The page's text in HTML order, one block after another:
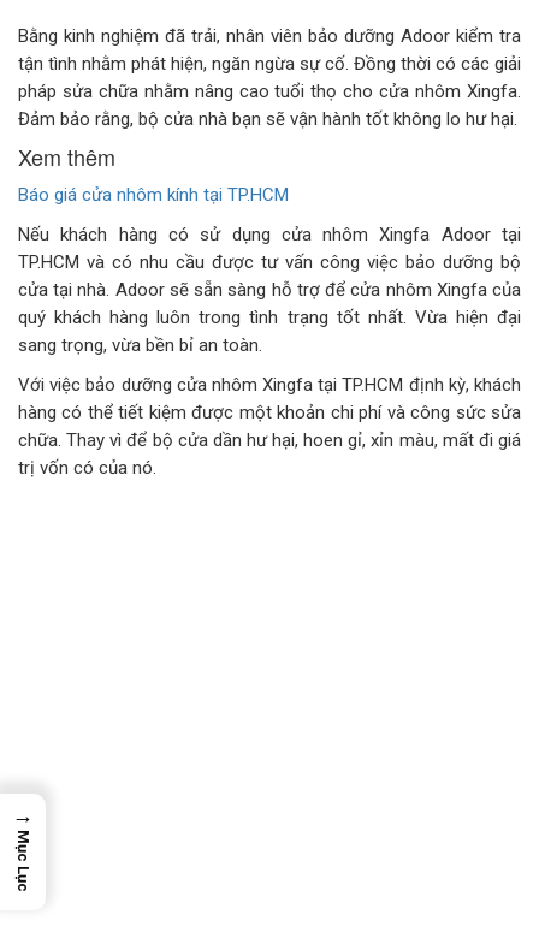
Bằng kinh nghiệm đã trải, nhân viên bảo dưỡng Adoor kiểm tra
tận tình nhằm phát hiện, ngăn ngừa sự cố. Đồng thời có các giải
pháp sửa chữa nhằm nâng cao tuổi thọ cho cửa nhôm Xingfa.
Đảm bảo rằng, bộ cửa nhà bạn sẽ vận hành tốt không lo hư hại.
Xem thêm
Báo giá cửa nhôm kính tại TP.HCM
Nếu khách hàng có sử dụng cửa nhôm Xingfa Adoor tại
TP.HCM và có nhu cầu được tư vấn công việc bảo dưỡng bộ
cửa tại nhà. Adoor sẽ sẵn sàng hỗ trợ để cửa nhôm Xingfa của
quý khách hàng luôn trong tình trạng tốt nhất. Vừa hiện đại
sang trọng, vừa bền bỉ an toàn.
Với việc bảo dưỡng cửa nhôm Xingfa tại TP.HCM định kỳ, khách
hàng có thể tiết kiệm được một khoản chi phí và công sức sửa
chữa. Thay vì để bộ cửa dần hư hại, hoen gỉ, xỉn màu, mất đi giá
trị vốn có của nó.
→
Mục Lục